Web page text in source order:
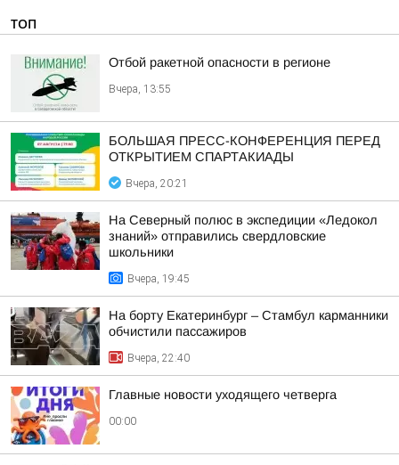
ТОП
Отбой ракетной опасности в регионе
Вчера, 13:55
БОЛЬШАЯ ПРЕСС-КОНФЕРЕНЦИЯ ПЕРЕД
ОТКРЫТИЕМ СПАРТАКИАДЫ
Вчера, 20:21
На Северный полюс в экспедиции «Ледокол
знаний» отправились свердловские
школьники
Вчера, 19:45
На борту Екатеринбург – Стамбул карманники
обчистили пассажиров
Вчера, 22:40
Главные новости уходящего четверга
00:00